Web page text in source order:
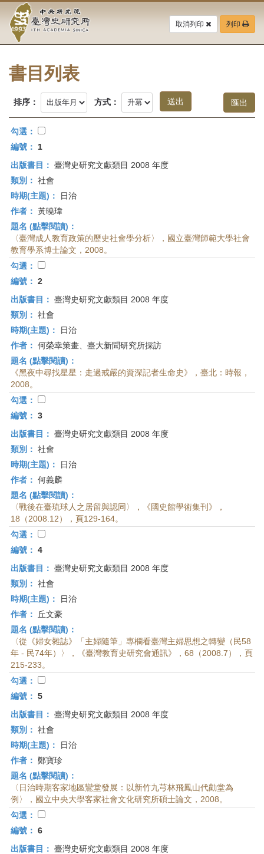
要
中
央
研
究
院-
臺
灣
史
研
究
所-
首
頁
取消列印 列印
書目列表
排序： 方式：
勾選：
編號：
1
出版書目： 臺灣史研究文獻類目 2008 年度
類別： 社會
時期(主題)：
日治
作者： 黃曉瑋
題名 (點擊閱讀)：
〈臺灣成人教育政策的歷史社會學分析〉，國立臺灣師範大學社會
教育學系博士論文，2008。
勾選：
編號： 2
出版書目： 臺灣史研究文獻類目 2008 年度
類別： 社會
時期(主題)：
日治
作者： 何榮幸策畫、臺大新聞研究所採訪
題名 (點擊閱讀)：
《黑夜中尋找星星：走過戒嚴的資深記者生命史》，臺北：時報，
2008。
勾選：
編號： 3
出版書目： 臺灣史研究文獻類目 2008 年度
類別： 社會
時期(主題)：
日治
作者： 何義麟
題名 (點擊閱讀)：
〈戰後在臺琉球人之居留與認同〉，《國史館學術集刊》，
18（2008.12），頁129-164。
勾選：
編號： 4
出版書目： 臺灣史研究文獻類目 2008 年度
類別： 社會
時期(主題)：
日治
作者：
丘文豪
題名 (點擊閱讀)：
〈從《婦女雜誌》「主婦隨筆」專欄看臺灣主婦思想之轉變（民58
年 - 民74年）〉，《臺灣教育史研究會通訊》，68（2008.7），頁
215-233。
勾選：
編號： 5
出版書目： 臺灣史研究文獻類目 2008 年度
類別： 社會
時期(主題)：
日治
作者： 鄭寶珍
題名 (點擊閱讀)：
〈日治時期客家地區鸞堂發展：以新竹九芎林飛鳳山代勸堂為
例〉，國立中央大學客家社會文化研究所碩士論文，2008。
勾選：
編號： 6
出版書目： 臺灣史研究文獻類目 2008 年度